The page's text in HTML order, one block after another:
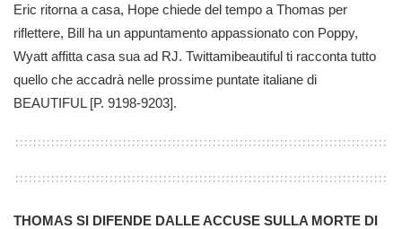
Eric ritorna a casa, Hope chiede del tempo a Thomas per
riflettere, Bill ha un appuntamento appassionato con Poppy,
Wyatt affitta casa sua ad RJ. Twittamibeautiful ti racconta tutto
quello che accadrà nelle prossime puntate italiane di
BEAUTIFUL [P. 9198-9203].
THOMAS SI DIFENDE DALLE ACCUSE SULLA MORTE DI